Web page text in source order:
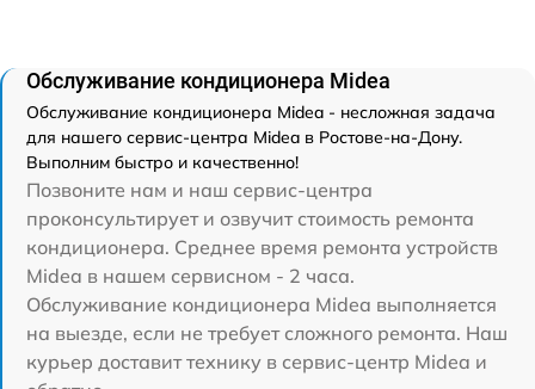
Обслуживание кондиционера Midea
Обслуживание кондиционера Midea - несложная задача
для нашего сервис-центра Midea в Ростове-на-Дону.
Выполним быстро и качественно!
Позвоните нам и наш сервис-центра
проконсультирует и озвучит стоимость ремонта
кондиционера. Среднее время ремонта устройств
Midea в нашем сервисном - 2 часа.
Обслуживание кондиционера Midea выполняется
на выезде, если не требует сложного ремонта. Наш
курьер доставит технику в сервис-центр Midea и